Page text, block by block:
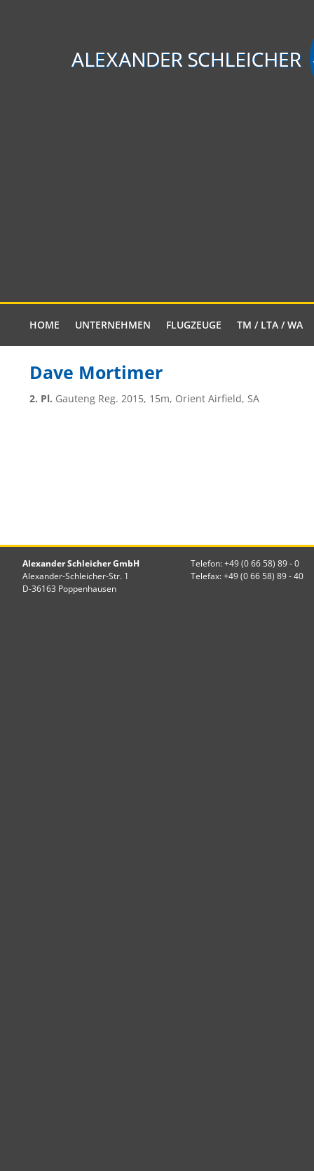
HOME UNTERNEHMEN FLUGZEUGE TM / LTA / WA
Dave Mortimer
2. Pl. Gauteng Reg. 2015, 15m, Orient Airfield, SA
Alexander Schleicher GmbH
Alexander-Schleicher-Str. 1
D-36163 Poppenhausen
Telefon: +49 (0 66 58) 89 - 0
Telefax: +49 (0 66 58) 89 - 40